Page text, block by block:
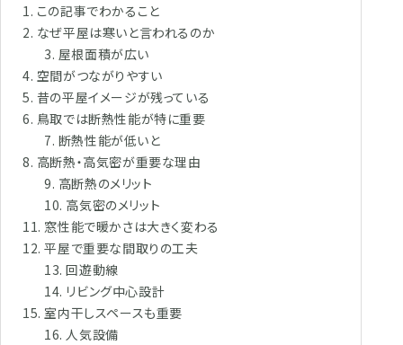
この記事でわかること
なぜ平屋は寒いと言われるのか
屋根面積が広い
空間がつながりやすい
昔の平屋イメージが残っている
鳥取では断熱性能が特に重要
断熱性能が低いと
高断熱・高気密が重要な理由
高断熱のメリット
高気密のメリット
窓性能で暖かさは大きく変わる
平屋で重要な間取りの工夫
回遊動線
リビング中心設計
室内干しスペースも重要
人気設備